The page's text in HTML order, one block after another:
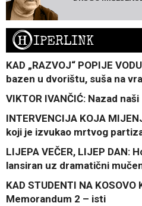
HIPERLINK
KAD „RAZVOJ“ POPIJE
bazen u dvorištu, suša na
VIKTOR IVANČIĆ: Nazad naši
INTERVENCIJA KOJA
koji je izvukao mrtvog
LIJEPA VEČER, LIJEP DAN:
lansiran uz dramatični
KAD STUDENTI NA
Memorandum 2 – isti